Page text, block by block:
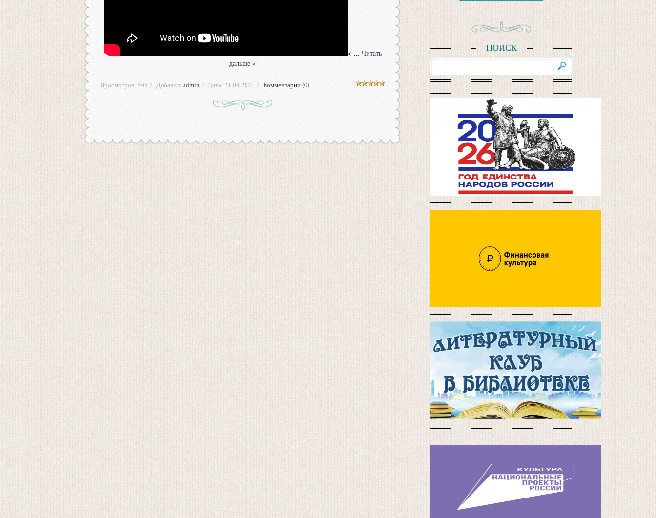
< ... Читать
дальше »
Просмотров: 505 Добавил: admin Дата: 21.04.2021 Комментарии (0)
ПОИСК